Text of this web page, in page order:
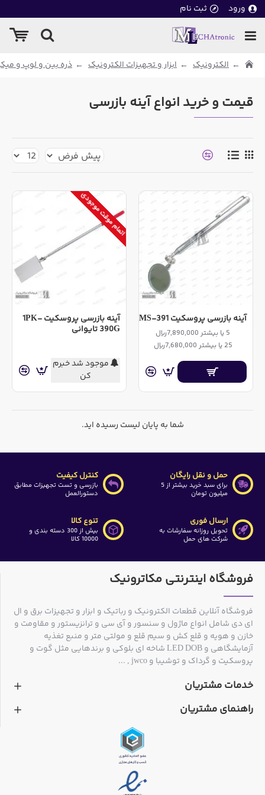
ورود ثبت نام
الکترونیک ابزار و تجهیزات الکترونیک ذره بین و لوپ و
قیمت و خرید انواع آینه بازرسی
آینه بازرسی پروسکیت MS-391
5 یا بیشتر 7,890,000ریال
25 یا بیشتر 7,680,000ریال
اتمام موقت موجودی
آینه بازرسی پروسکیت 1PK-
390G تایوانی
موجود شد خبرم
کن
شما به پایان لیست رسیده اید.
حمل و نقل رایگان
برای سبد خرید بیشتر از 5
میلیون تومان
کنترل کیفیت
بازرسی و تست تجهیزات مطابق
دستورالعمل
ارسال فوری
تحویل روزانه سفارشات به
شرکت های حمل
تنوع کالا
بیش از 300 دسته بندی و
10000 کالا
فروشگاه اینترنتی مکاترونیک
فروشگاه آنلاین قطعات الکترونیک و رباتیک و ابزار و تجهیزات برق و ال
ای دی شامل انواع ماژول و سنسور و آی سی و ترانزیستور و مقاومت و
خازن و هویه و قلع کش و سیم قلع و مولتی متر و منبع تغذیه
آزمایشگاهی و LED DOB شاخه ای بلوکی و برندهایی مثل گوت و
پروسکیت و گرداک و توشیبا و jwco , ...
خدمات مشتریان
راهنمای مشتریان